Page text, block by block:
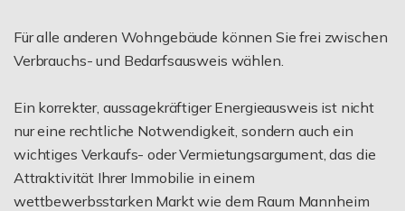
Für alle anderen Wohngebäude können Sie frei zwischen
Verbrauchs- und Bedarfsausweis wählen.
Ein korrekter, aussagekräftiger Energieausweis ist nicht
nur eine rechtliche Notwendigkeit, sondern auch ein
wichtiges Verkaufs- oder Vermietungsargument, das die
Attraktivität Ihrer Immobilie in einem
wettbewerbsstarken Markt wie dem Raum Mannheim